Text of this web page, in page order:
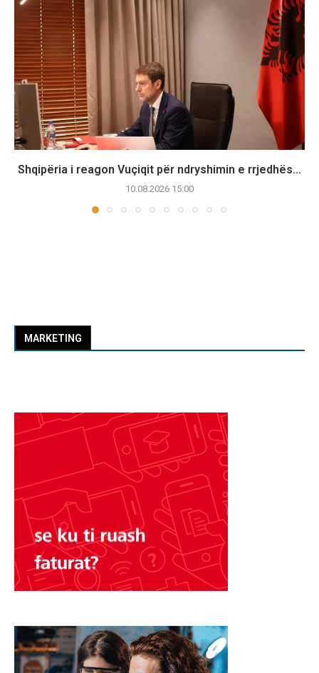
Shqipëria i reagon Vuçiqit për ndryshimin e rrjedhës...
10.08.2026 15:00
MARKETING